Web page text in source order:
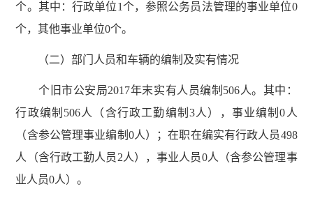
个。其中：行政单位1个，参照公务员法管理的事业单位0
个，其他事业单位0个。
（二）部门人员和车辆的编制及实有情况
个旧市公安局2017年末实有人员编制506人。其中：
行政编制506人（含行政工勤编制3人），事业编制0人
（含参公管理事业编制0人）；在职在编实有行政人员498
人（含行政工勤人员2人），事业人员0人（含参公管理事
业人员0人）。